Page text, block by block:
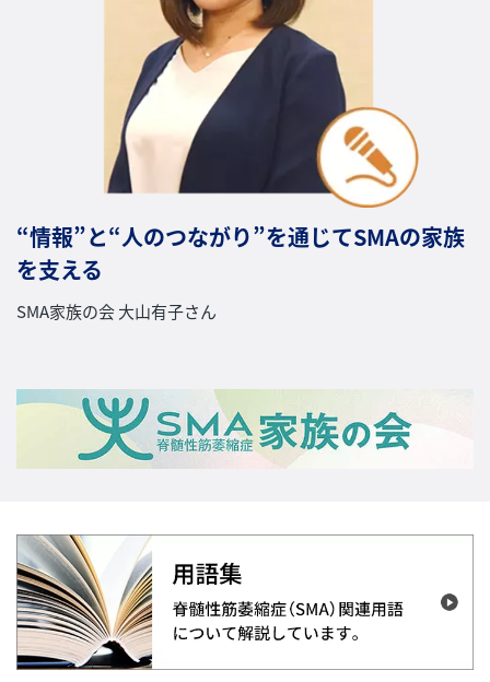
“情報”と“人のつながり”を通じてSMAの家族
を支える
SMA家族の会 大山有子さん